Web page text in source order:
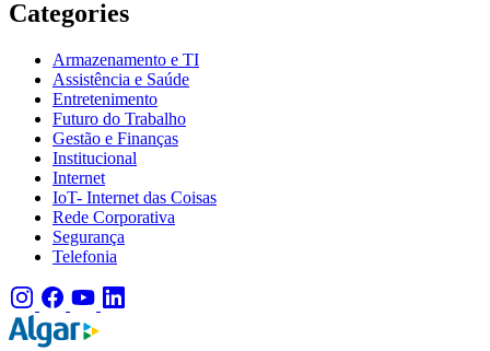
Categories
Armazenamento e TI
Assistência e Saúde
Entretenimento
Futuro do Trabalho
Gestão e Finanças
Institucional
Internet
IoT- Internet das Coisas
Rede Corporativa
Segurança
Telefonia